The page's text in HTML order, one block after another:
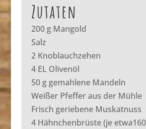
Zutaten
200 g Mangold
Salz
2 Knoblauchzehen
4 EL Olivenöl
50 g gemahlene Mandeln
Weißer Pfeffer aus der Mühle
Frisch geriebene Muskatnuss
4 Hähnchenbrüste (je